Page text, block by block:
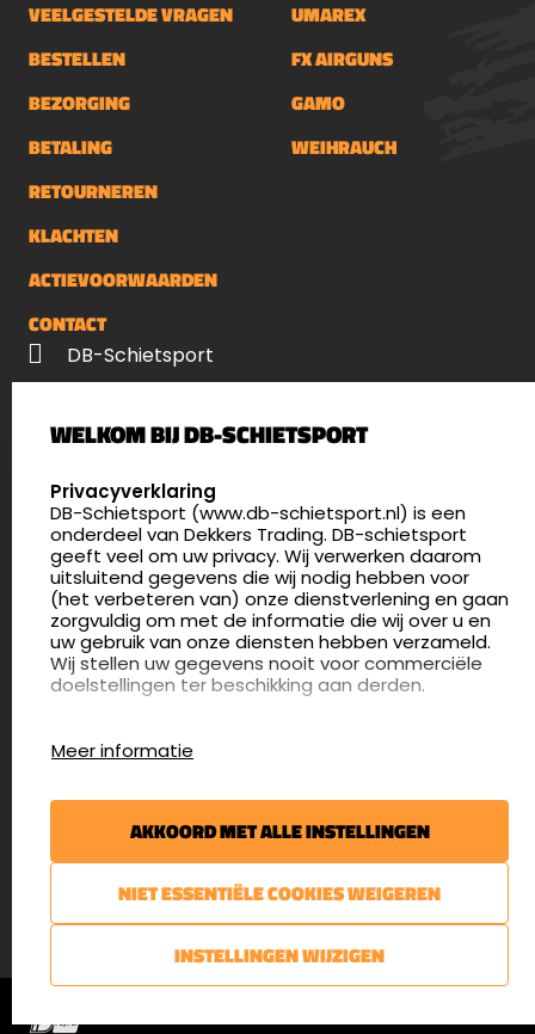
VEELGESTELDE VRAGEN
BESTELLEN
BEZORGING
BETALING
RETOURNEREN
KLACHTEN
ACTIEVOORWAARDEN
CONTACT
UMAREX
FX AIRGUNS
GAMO
WEIHRAUCH
DB-Schietsport
5411 LX Zeeland
4.8
175 beoordelingen
info@db-schietsport.nl
Openingstijden
Dinsdag en donderdag: 13:00 - 17:00 én 18:00 - 21:00
uur
Afspraak maken
Nieuwsbrief
€5,- kortingsbon voor uw volgende bestelling.
Blijf op de hoogte van het laatste nieuws
© DB-Schietsport 2026 |Algemene voorwaarden|
WELKOM BIJ DB-SCHIETSPORT
SELECT LANGUAGE
Privacyverklaring
DB-Schietsport (www.db-schietsport.nl) is een
onderdeel van Dekkers Trading. DB-schietsport
geeft veel om uw privacy. Wij verwerken daarom
uitsluitend gegevens die wij nodig hebben voor
(het verbeteren van) onze dienstverlening en gaan
zorgvuldig om met de informatie die wij over u en
uw gebruik van onze diensten hebben verzameld.
Wij stellen uw gegevens nooit voor commerciële
doelstellingen ter beschikking aan derden.
website gebruiken en hoe effectief de Adwords-
advertenties van Dekkers trading bij Google
zoekresultaatpagina’s zijn. De aldus verkregen
informatie wordt, met inbegrip van het adres van
uw computer (IP-adres), overgebracht naar en
Verenigde Staten. Lees het privacybeleid van
Google voor meer informatie. U treft ook het
Google gebruikt deze informatie om bij te houden
Meer informatie
AKKOORD MET ALLE INSTELLINGEN
NIET ESSENTIËLE COOKIES WEIGEREN
INSTELLINGEN WIJZIGEN